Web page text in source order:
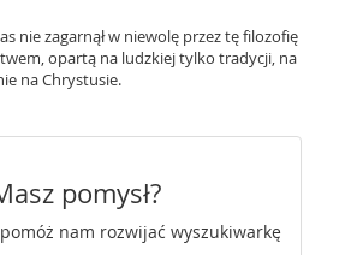
nie zagarnął w niewolę przez tę filozofię
opartą na ludzkiej tylko tradycji, na
na Chrystusie.
pomysł?
nam rozwijać wyszukiwarkę